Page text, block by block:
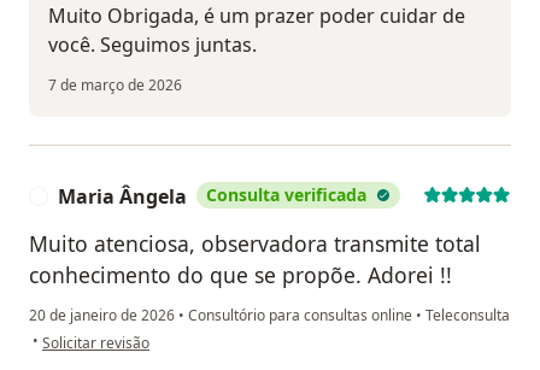
Muito Obrigada, é um prazer poder cuidar de
você. Seguimos juntas.
7 de março de 2026
Maria Ângela Consulta verificada
Muito atenciosa, observadora transmite total
conhecimento do que se propõe. Adorei !!
20 de janeiro de 2026 • Consultório para consultas online • Teleconsulta
• na opinião do utilizador Maria Ângela
Solicitar revisão